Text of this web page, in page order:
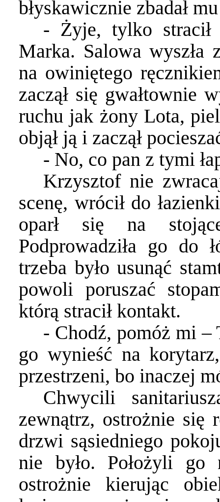
błyskawicznie zbadał
- Żyje, tylko stracił
Marka. Salowa wyszła
na owiniętego
zaczął się gwałtownie
ruchu jak żony Lota,
objął ją i zaczął
- No, co pan z tymi
Krzysztof nie
scenę, wrócił do
oparł się na
Podprowadziła go do
trzeba było usunąć
powoli poruszać
którą stracił kontakt.
- Chodź, pomóż mi –
go wynieść na
przestrzeni, bo inaczej
Chwycili
zewnątrz, ostrożnie się
drzwi sąsiedniego
nie było. Położyli go
ostrożnie kierując